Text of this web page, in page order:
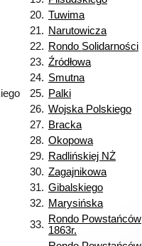
20. Tuwima
21. Narutowicza
22. Rondo Solidarności
23. Źródłowa
24. Smutna
25. Palki
26. Wojska Polskiego
27. Bracka
28. Okopowa
29. Radlińskiej NŻ
30. Zagajnikowa
31. Gibalskiego
32. Marysińska
33. Rondo Powstańców
1863r.